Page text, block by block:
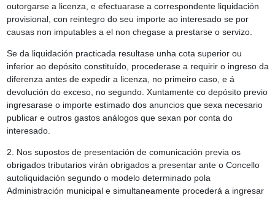
outorgarse a licenza, e efectuarase a correspondente liquidación
provisional, con reintegro do seu importe ao interesado se por
causas non imputables a el non chegase a prestarse o servizo.
Se da liquidación practicada resultase unha cota superior ou
inferior ao depósito constituído, procederase a requirir o ingreso da
diferenza antes de expedir a licenza, no primeiro caso, e á
devolución do exceso, no segundo. Xuntamente co depósito previo
ingresarase o importe estimado dos anuncios que sexa necesario
publicar e outros gastos análogos que sexan por conta do
interesado.
2. Nos supostos de presentación de comunicación previa os
obrigados tributarios virán obrigados a presentar ante o Concello
autoliquidación segundo o modelo determinado pola
Administración municipal e simultaneamente procederá a ingresar